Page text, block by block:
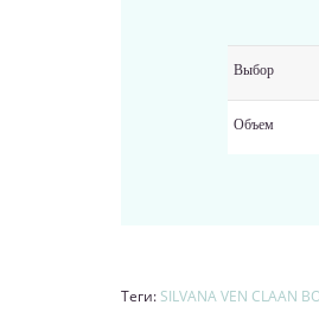
Выбор
Объем
Теги: SILVANA VEN CLAAN